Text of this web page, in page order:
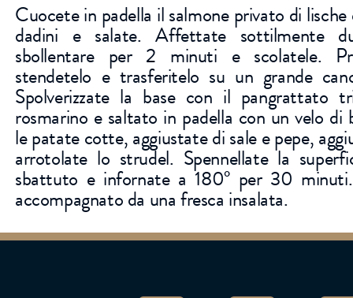
Cuocete in padella il salmone privato di
dadini e salate. Affettate sottilmente
sbollentare per 2 minuti e scolatele.
stendetelo e trasferitelo su un grande
Spolverizzate la base con il pangrattato
rosmarino e saltato in padella con un velo
le patate cotte, aggiustate di sale e pepe,
arrotolate lo strudel. Spennellate la
sbattuto e infornate a 180° per 30
accompagnato da una fresca insalata.